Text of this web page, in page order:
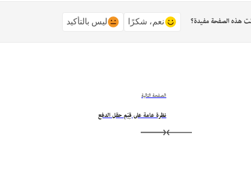
هذه الصفحة مفيدة؟ نعم، شكرًا ليس بالتأكيد
الصفحة التالية
نظرة عامة على قِيَم حقل الدفع